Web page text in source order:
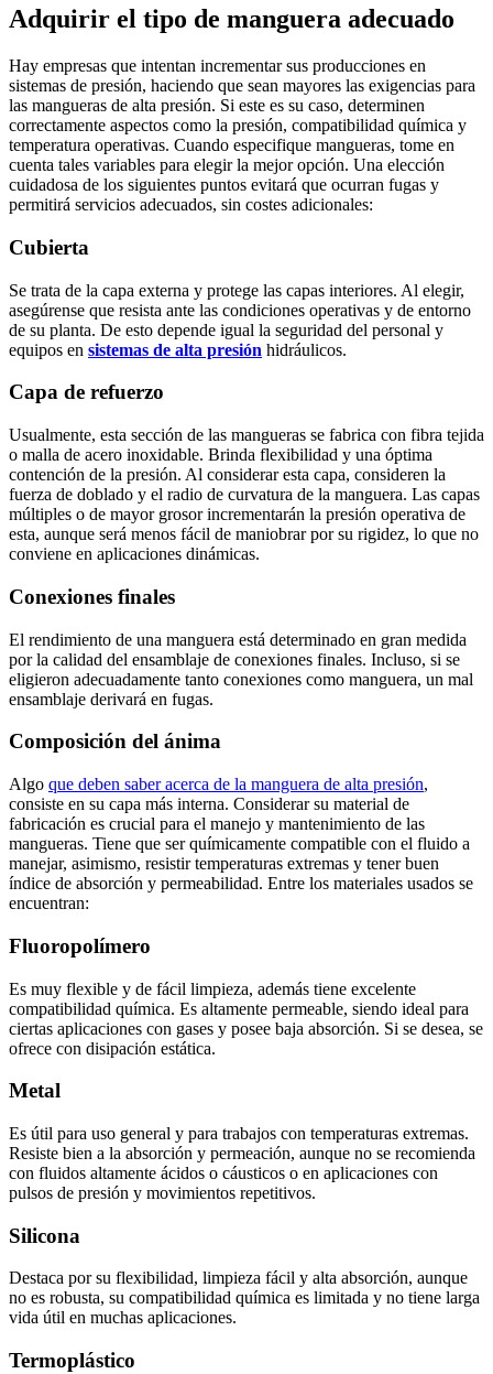
Adquirir el tipo de manguera adecuado
Hay empresas que intentan incrementar sus producciones en
sistemas de presión, haciendo que sean mayores las exigencias para
las mangueras de alta presión. Si este es su caso, determinen
correctamente aspectos como la presión, compatibilidad química y
temperatura operativas. Cuando especifique mangueras, tome en
cuenta tales variables para elegir la mejor opción. Una elección
cuidadosa de los siguientes puntos evitará que ocurran fugas y
permitirá servicios adecuados, sin costes adicionales:
Cubierta
Se trata de la capa externa y protege las capas interiores. Al elegir,
asegúrense que resista ante las condiciones operativas y de entorno
de su planta. De esto depende igual la seguridad del personal y
equipos en sistemas de alta presión hidráulicos.
Capa de refuerzo
Usualmente, esta sección de las mangueras se fabrica con fibra tejida
o malla de acero inoxidable. Brinda flexibilidad y una óptima
contención de la presión. Al considerar esta capa, consideren la
fuerza de doblado y el radio de curvatura de la manguera. Las capas
múltiples o de mayor grosor incrementarán la presión operativa de
esta, aunque será menos fácil de maniobrar por su rigidez, lo que no
conviene en aplicaciones dinámicas.
Conexiones finales
El rendimiento de una manguera está determinado en gran medida
por la calidad del ensamblaje de conexiones finales. Incluso, si se
eligieron adecuadamente tanto conexiones como manguera, un mal
ensamblaje derivará en fugas.
Composición del ánima
Algo que deben saber acerca de la manguera de alta presión,
consiste en su capa más interna. Considerar su material de
fabricación es crucial para el manejo y mantenimiento de las
mangueras. Tiene que ser químicamente compatible con el fluido a
manejar, asimismo, resistir temperaturas extremas y tener buen
índice de absorción y permeabilidad. Entre los materiales usados se
encuentran:
Fluoropolímero
Es muy flexible y de fácil limpieza, además tiene excelente
compatibilidad química. Es altamente permeable, siendo ideal para
ciertas aplicaciones con gases y posee baja absorción. Si se desea, se
ofrece con disipación estática.
Metal
Es útil para uso general y para trabajos con temperaturas extremas.
Resiste bien a la absorción y permeación, aunque no se recomienda
con fluidos altamente ácidos o cáusticos o en aplicaciones con
pulsos de presión y movimientos repetitivos.
Silicona
Destaca por su flexibilidad, limpieza fácil y alta absorción, aunque
no es robusta, su compatibilidad química es limitada y no tiene larga
vida útil en muchas aplicaciones.
Termoplástico